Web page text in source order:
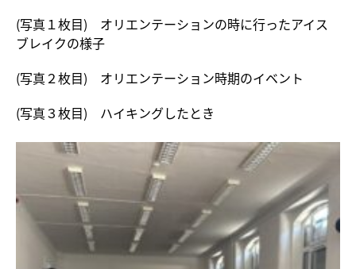
(写真１枚目) オリエンテーションの時に行ったアイス
ブレイクの様子
(写真２枚目) オリエンテーション時期のイベント
(写真３枚目) ハイキングしたとき